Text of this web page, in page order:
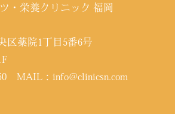
・栄養クリニック 福岡
区薬院1丁目5番6号
MAIL：info@clinicsn.com